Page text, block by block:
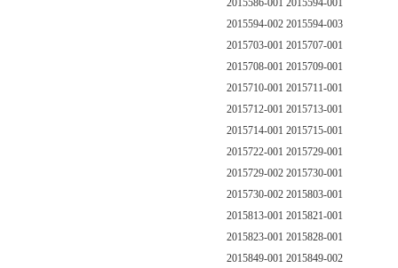
2015586-001 2015594-001
2015594-002 2015594-003
2015703-001 2015707-001
2015708-001 2015709-001
2015710-001 2015711-001
2015712-001 2015713-001
2015714-001 2015715-001
2015722-001 2015729-001
2015729-002 2015730-001
2015730-002 2015803-001
2015813-001 2015821-001
2015823-001 2015828-001
2015849-001 2015849-002